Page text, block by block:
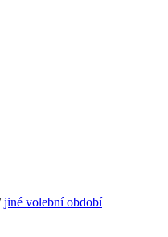
jiné volební období